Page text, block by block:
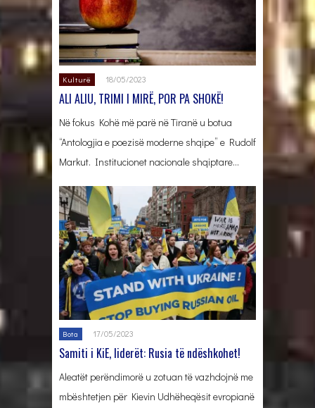
Kulturë 18/05/2023
ALI ALIU, TRIMI I MIRË, POR PA SHOKË!
Në fokus Kohë më parë në Tiranë u botua
“Antologjia e poezisë moderne shqipe” e Rudolf
Markut. Institucionet nacionale shqiptare…
Bota 17/05/2023
Samiti i KiE, liderët: Rusia të ndëshkohet!
Aleatët perëndimorë u zotuan të vazhdojnë me
mbështetjen për Kievin Udhëheqësit evropianë